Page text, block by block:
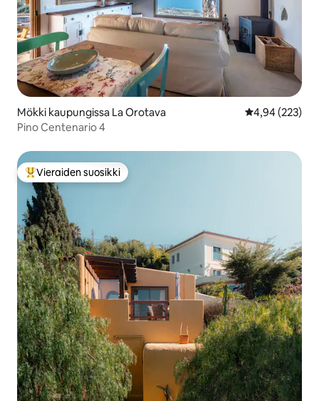
Mökki kaupungissa La Orotava
4,94 (223)
Pino Centenario 4
Vieraiden suosikkien parhaimmistoa
Vieraiden suosikki